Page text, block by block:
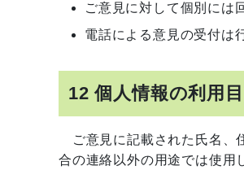
ご意見に対して個別には
電話による意見の受付は
12 個人情報の利用
ご意見に記載された氏名、
合の連絡以外の用途では使用